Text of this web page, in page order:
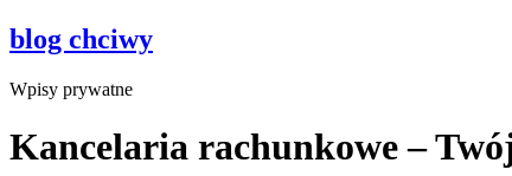
blog chciwy
Wpisy prywatne
Kancelaria rachunkowe –